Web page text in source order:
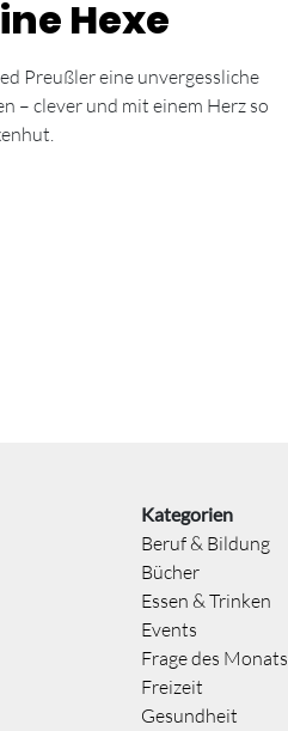
Hexe
Preußler eine unvergessliche
– clever und mit einem Herz so
Kategorien
Beruf & Bildung
Bücher
Essen & Trinken
Events
Frage des Monats
Freizeit
Gesundheit